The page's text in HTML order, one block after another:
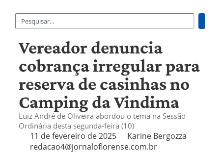
Vereador denuncia
cobrança irregular para
reserva de casinhas no
Camping da Vindima
Luiz André de Oliveira abordou o tema na Sessão
Ordinária desta segunda-feira (10)
11 de fevereiro de 2025
Karine Bergozza
redacao4@jornaloflorense.com.br